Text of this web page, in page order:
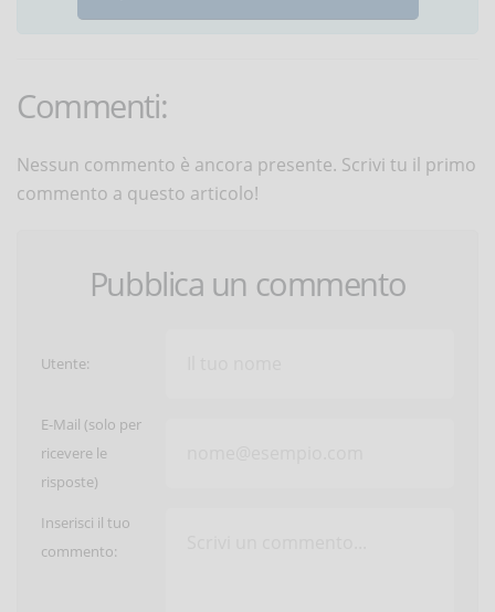
Commenti:
Nessun commento è ancora presente. Scrivi tu il primo
commento a questo articolo!
Pubblica un commento
Utente:
E-Mail (solo per
ricevere le
risposte)
Inserisci il tuo
commento: